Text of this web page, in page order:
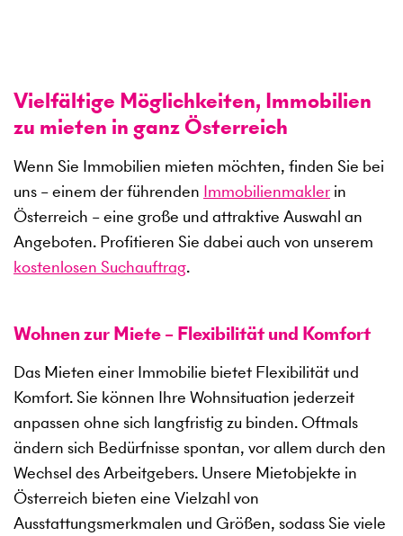
Vielfältige Möglichkeiten, Immobilien
zu mieten in ganz Österreich
Wenn Sie Immobilien mieten möchten, finden Sie bei
uns – einem der führenden Immobilienmakler in
Österreich – eine große und attraktive Auswahl an
Angeboten. Profitieren Sie dabei auch von unserem
kostenlosen Suchauftrag.
Wohnen zur Miete – Flexibilität und Komfort
Das Mieten einer Immobilie bietet Flexibilität und
Komfort. Sie können Ihre Wohnsituation jederzeit
anpassen ohne sich langfristig zu binden. Oftmals
ändern sich Bedürfnisse spontan, vor allem durch den
Wechsel des Arbeitgebers. Unsere Mietobjekte in
Österreich bieten eine Vielzahl von
Ausstattungsmerkmalen und Größen, sodass Sie viele